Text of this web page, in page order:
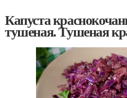
Капуста
тушеная. Тушеная